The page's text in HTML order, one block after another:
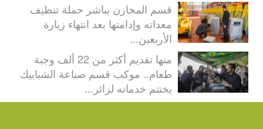
قسم المخازن يباشر حملة تنظيف
معداته وإدامتها بعد انتهاء زيارة
الأربعين...
منها تقديم أكثر من 22 ألف وجبة
طعام.. موكب قسم صناعة الشبابيك
يختتم خدماته لزائر...